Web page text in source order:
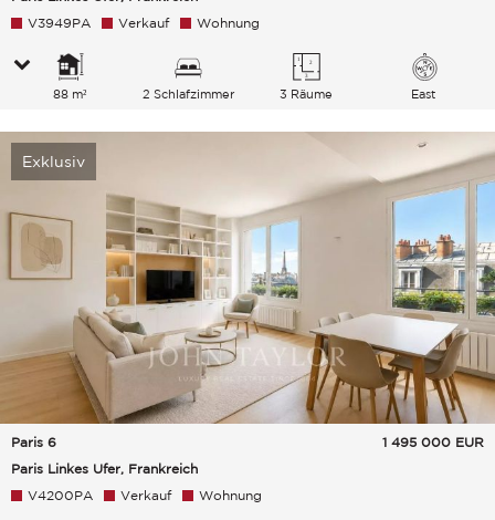
V3949PA
Verkauf Wohnung
88 m² 2 Schlafzimmer 3 Räume East
Exklusiv
Paris 6
Paris Linkes Ufer, Frankreich
1 495 000 EUR
V4200PA Verkauf Wohnung